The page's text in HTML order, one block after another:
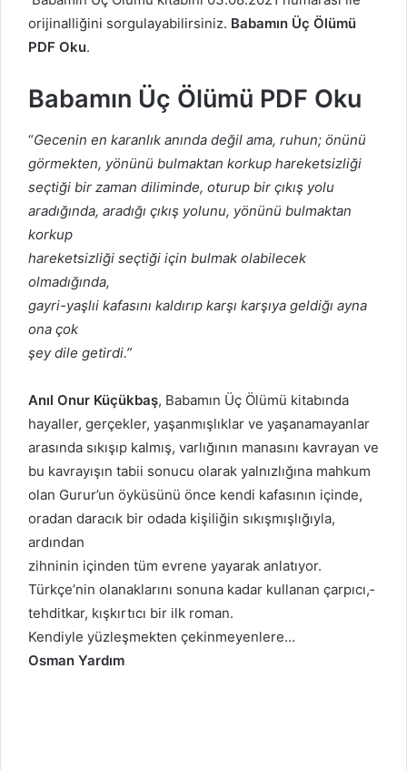
orijinalliğini sorgulayabilirsiniz. Babamın Üç Ölümü
PDF Oku.
Babamın Üç Ölümü PDF Oku
“Gecenin en karanlık anında değil ama, ruhun; önünü
görmekten, yönünü bulmaktan korkup hareketsizliği
seçtiği bir zaman diliminde, oturup bir çıkış yolu
aradığında, aradığı çıkış yolunu, yönünü bulmaktan
korkup
hareketsizliği seçtiği için bulmak olabilecek
olmadığında,
gayri-yaşlıi kafasını kaldırıp karşı karşıya geldiğı ayna
ona çok
şey dile getirdi.”
Anıl Onur Küçükbaş, Babamın Üç Ölümü kitabında
hayaller, gerçekler, yaşanmışlıklar ve yaşanamayanlar
arasında sıkışıp kalmış, varlığının manasını kavrayan ve
bu kavrayışın tabii sonucu olarak yalnızlığına mahkum
olan Gurur’un öyküsünü önce kendi kafasının içinde,
oradan daracık bir odada kişiliğin sıkışmışlığıyla,
ardından
zihninin içinden tüm evrene yayarak anlatıyor.
Türkçe’nin olanaklarını sonuna kadar kullanan çarpıcı,­
tehditkar, kışkırtıcı bir ilk roman.
Kendiyle yüzleşmekten çekinmeyenlere…
Osman Yardım